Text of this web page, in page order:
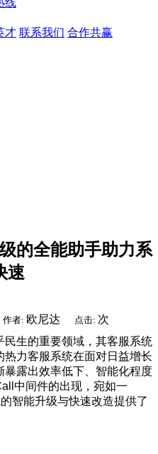
线
才 联系我们 合作共赢
的全能助手助力系
速
作者: 欧尼达 点击: 次
生的重要领域，其客服系统
力客服系统在面对日益增长
露出效率低下、智能化程度
中间件的出现，宛如一
智能升级与快速改造提供了